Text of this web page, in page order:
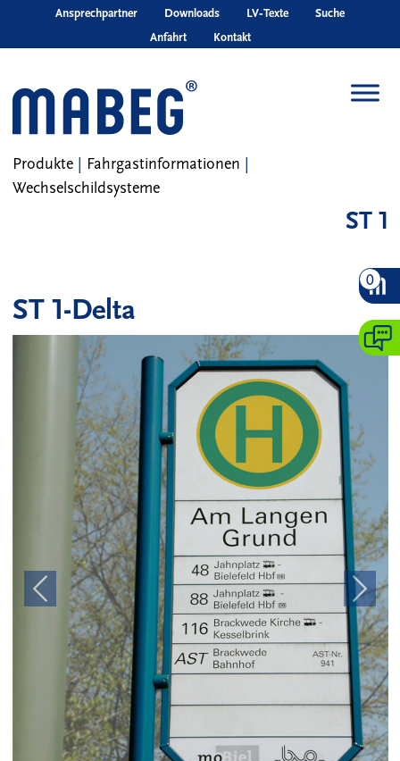
Skip to main content
Ansprechpartner Downloads LV‑Texte
Suche
Anfahrt
Kontakt
Produkte| Fahrgastinformationen
Wechselschildsysteme
ST 1
ST 1-Delta
Previous Next
0